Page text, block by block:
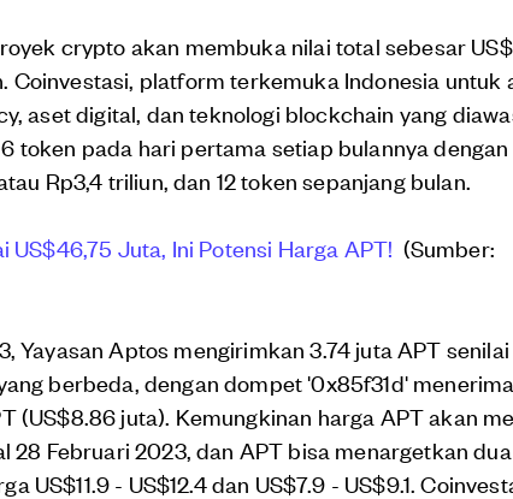
crypto akan membuka nilai total sebesar
Coinvestasi, platform terkemuka Indonesia untuk
aset digital, dan teknologi blockchain yang
token pada hari pertama setiap bulannya dengan
Rp3,4 triliun, dan 12 token sepanjang bulan.
Juta, Ini Potensi Harga APT! (Sumber:
Yayasan Aptos mengirimkan 3.74 juta APT senilai
berbeda, dengan dompet '0x85f31d'
(US$8.86 juta). Kemungkinan harga APT akan
28 Februari 2023, dan APT bisa menargetkan dua
US$11.9 - US$12.4 dan US$7.9 - US$9.1.